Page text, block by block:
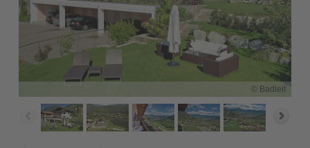
© Badleit